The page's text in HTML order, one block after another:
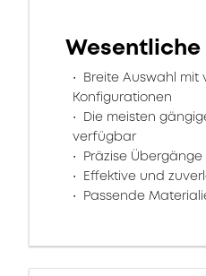
Breite Auswahl mit
Konfigurationen
Die meisten
verfügbar
Präzise Übergänge
Effektive und
Passende